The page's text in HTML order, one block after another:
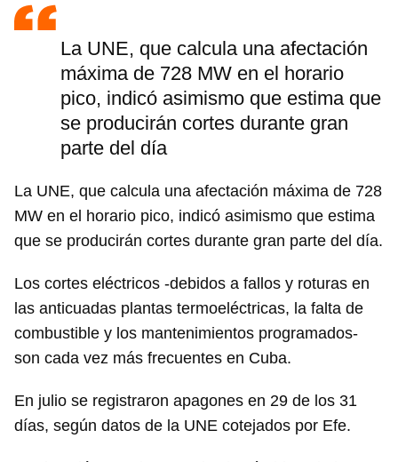
La UNE, que calcula una afectación
máxima de 728 MW en el horario
pico, indicó asimismo que estima que
se producirán cortes durante gran
parte del día
La UNE, que calcula una afectación máxima de 728
MW en el horario pico, indicó asimismo que estima
que se producirán cortes durante gran parte del día.
Los cortes eléctricos -debidos a fallos y roturas en
las anticuadas plantas termoeléctricas, la falta de
combustible y los mantenimientos programados-
son cada vez más frecuentes en Cuba.
En julio se registraron apagones en 29 de los 31
días, según datos de la UNE cotejados por Efe.